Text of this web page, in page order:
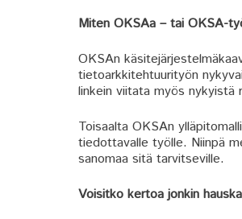
Miten OKSAa – tai OKSA-
OKSAn
tietoarkkitehtuurityön
linkein viitata myös nykyistä
Toisaalta OKSAn
tiedottavalle työlle. Niinpä
sanomaa sitä tarvitseville.
Voisitko kertoa jonkin